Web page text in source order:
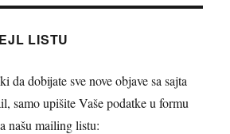
LISTU
da dobijate sve nove objave sa sajta
samo upišite Vaše podatke u formu
našu mailing listu: